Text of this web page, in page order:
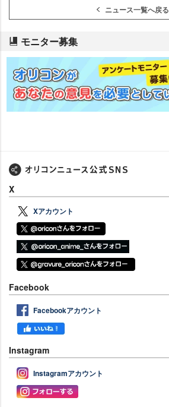
ニュース一覧へ戻る
モニター募集
X
Xアカウント
Facebook
Facebookアカウント
Instagram
Instagramアカウント